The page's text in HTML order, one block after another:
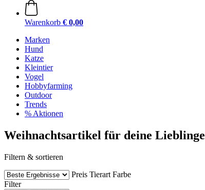
Warenkorb € 0,00
Marken
Hund
Katze
Kleintier
Vogel
Hobbyfarming
Outdoor
Trends
% Aktionen
Weihnachtsartikel für deine Lieblinge
Filtern & sortieren
Preis Tierart Farbe
Filter